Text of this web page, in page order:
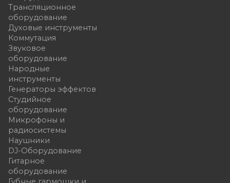
Трансляционное
оборудование
Духовые инструменты
Коммутация
Звуковое
оборудование
Народные
инструменты
Генераторы эффектов
Студийное
оборудование
Микрофоны и
радиосистемы
Наушники
DJ-Оборудование
Гитарное
оборудование